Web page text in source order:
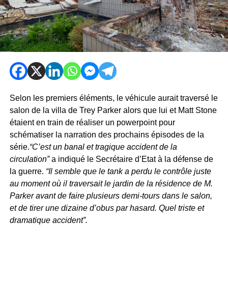
Selon les premiers éléments, le véhicule aurait traversé le
salon de la villa de Trey Parker alors que lui et Matt Stone
étaient en train de réaliser un powerpoint pour
schématiser la narration des prochains épisodes de la
série.“C’est un banal et tragique accident de la
circulation”a indiqué le Secrétaire d’Etat à la défense de
la guerre. “Il semble que le tank a perdu le contrôle juste
au moment où il traversait le jardin de la résidence de M.
Parker avant de faire plusieurs demi-tours dans le salon,
et de tirer une dizaine d’obus par hasard. Quel triste et
dramatique accident”.